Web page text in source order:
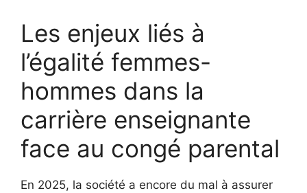
Les enjeux liés à
l’égalité femmes-
hommes dans la
carrière enseignante
face au congé parental
En 2025, la société a encore du mal à assurer